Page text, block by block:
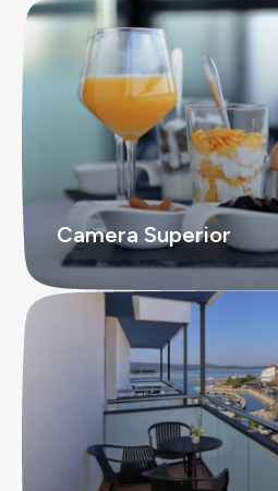
Camera Superior